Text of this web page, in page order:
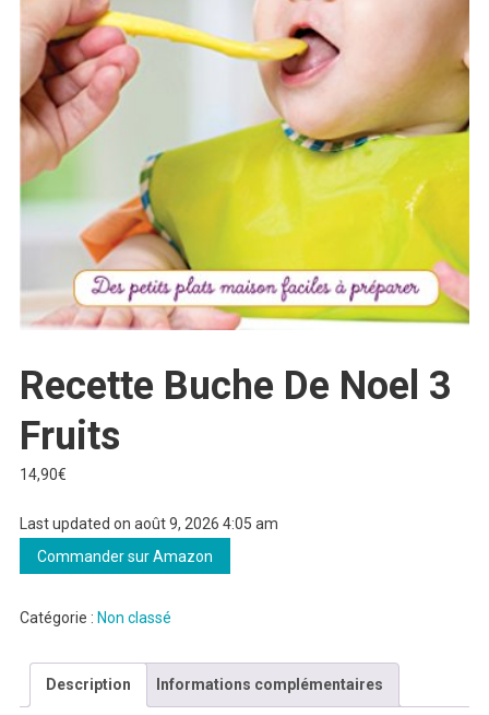
Recette Buche De Noel 3
Fruits
14,90€
Last updated on août 9, 2026 4:05 am
Commander sur Amazon
Catégorie : Non classé
Description Informations complémentaires